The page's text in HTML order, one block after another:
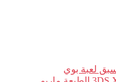
لعبة بوي